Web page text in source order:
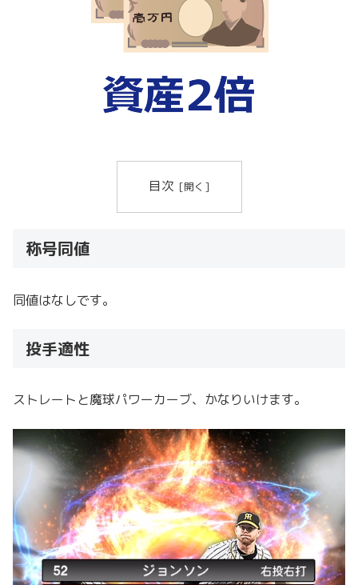
目次
称号同値
同値はなしです。
投手適性
ストレートと魔球パワーカーブ、かなりいけます。